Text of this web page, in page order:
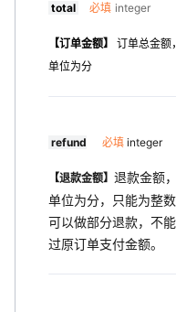
total 必填 integer
【订单金额】
订单总金额，
单位为分
refund 必填 integer
【退款金额】 退款金额，
单位为分，只能为整数
可以做部分退款，不
过原订单支付金额。